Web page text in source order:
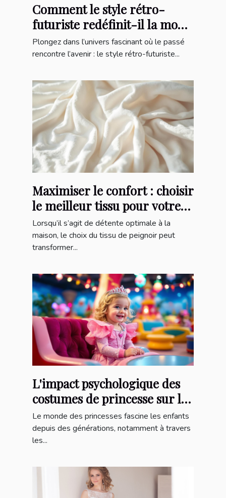
Comment le style rétro-
futuriste redéfinit-il la mode
urbaine ?
Plongez dans l’univers fascinant où le passé
rencontre l’avenir : le style rétro-futuriste...
Maximiser le confort : choisir
le meilleur tissu pour votre
peignoir
Lorsqu’il s’agit de détente optimale à la
maison, le choix du tissu de peignoir peut
transformer...
L'impact psychologique des
costumes de princesse sur le
développement de l'enfant.
Le monde des princesses fascine les enfants
depuis des générations, notamment à travers
les...